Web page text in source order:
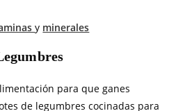
y minerales
para que ganes
de legumbres cocinadas para